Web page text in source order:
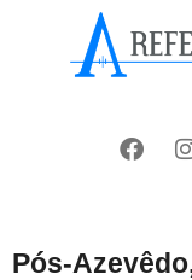
Pós-